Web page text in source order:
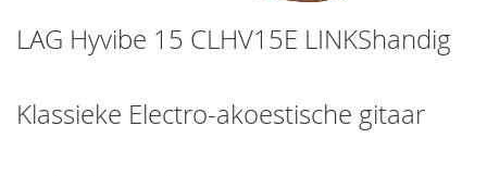
LAG Hyvibe 15 CLHV15E LINKShandig
Klassieke Electro-akoestische gitaar
to
the
the